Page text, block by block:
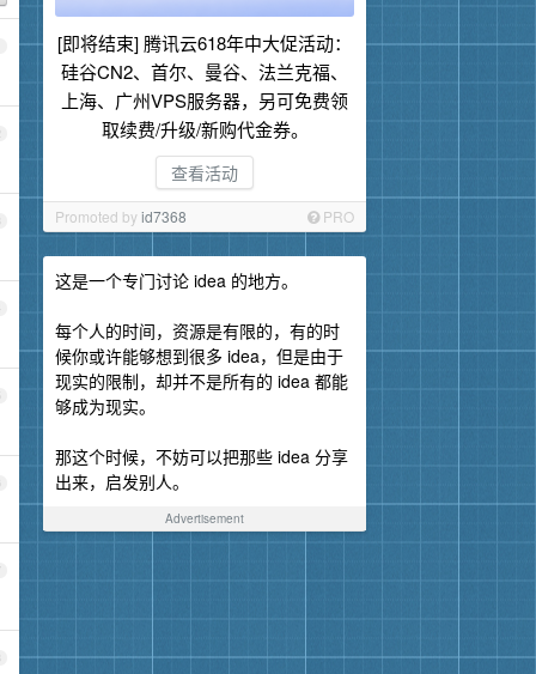
[即将结束] 腾讯云618年中大促活动：
硅谷CN2、首尔、曼谷、法兰克福、
上海、广州VPS服务器，另可免费领
取续费/升级/新购代金券。
查看活动
Promoted byid7368 PRO
这是一个专门讨论 idea 的地方。
每个人的时间，资源是有限的，有的时
候你或许能够想到很多 idea，但是由于
现实的限制，却并不是所有的 idea 都能
够成为现实。
那这个时候，不妨可以把那些 idea 分享
出来，启发别人。
Advertisement